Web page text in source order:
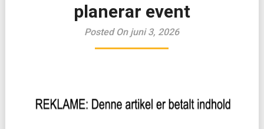
planerar event
Posted On juni 3, 2026